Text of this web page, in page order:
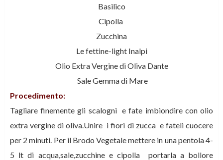
Basilico
Cipolla
Zucchina
Le fettine-light Inalpi
Olio Extra Vergine di Oliva Dante
Sale Gemma di Mare
Procedimento:
Tagliare finemente gli scalogni e fate imbiondire con olio
extra vergine di oliva.Unire i fiori di zucca e fateli cuocere
per 2 minuti. Per il Brodo Vegetale mettere in una pentola 4-
5 lt di acqua,sale,zucchine e cipolla portarla a bollore